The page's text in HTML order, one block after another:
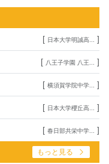
[ 日本大学明誠高... ]
[ 八王子学園 八王... ]
[ 横須賀学院中学... ]
[ 日本大学櫻丘高... ]
[ 春日部共栄中学... ]
もっと見る